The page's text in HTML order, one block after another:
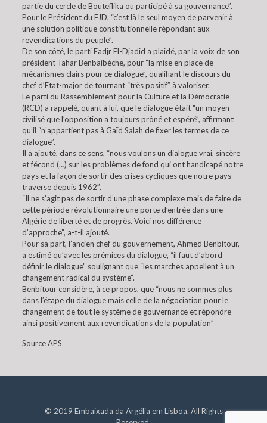
partie du cercle de Bouteflika ou participé à sa gouvernance”.
Pour le Président du FJD, “c’est là le seul moyen de parvenir à
une solution politique constitutionnelle répondant aux
revendications du peuple”.
De son côté, le parti Fadjr El-Djadid a plaidé, par la voix de son
président Tahar Benbaibèche, pour “la mise en place de
mécanismes clairs pour ce dialogue”, qualifiant le discours du
chef d’Etat-major de tournant “très positif” à valoriser.
Le parti du Rassemblement pour la Culture et la Démocratie
(RCD) a rappelé, quant à lui, que le dialogue était “un moyen
civilisé que l’opposition a toujours prôné et espéré”, affirmant
qu’il “n’appartient pas à Gaïd Salah de fixer les termes de ce
dialogue”.
Il a ajouté, dans ce sens, “nous voulons un dialogue vrai, sincère
et fécond (…) sur les problèmes de fond qui ont handicapé notre
pays et la façon de sortir des crises cycliques que notre pays
traverse depuis 1962”.
“Il ne s’agit pas de sortir d’une phase complexe mais de faire de
cette période révolutionnaire une porte d’entrée dans une
Algérie de liberté et de progrès. Voici nos différence
d’approche”, a-t-il ajouté.
Pour sa part, l’ancien chef du gouvernement, Ahmed Benbitour,
a estimé qu’avec les prémices du dialogue, “il faut d’abord
définir le dialogue” soulignant que “les marches appellent à un
changement radical du système”.
Benbitour considère, à ce propos, que “nous ne sommes plus
dans l’étape du dialogue mais celle de la négociation pour le
changement de tout le système de gouvernance et répondre
ainsi positivement aux revendications de la population”
Source APS
© 2019 Embaixada da Argélia em Lisboa. All Rights